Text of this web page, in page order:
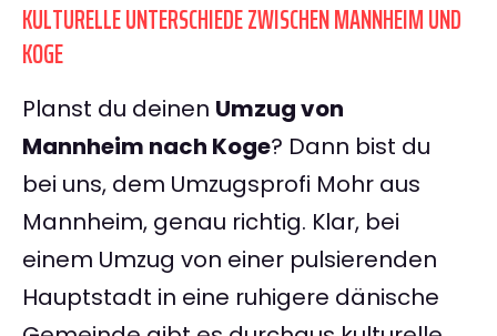
KULTURELLE UNTERSCHIEDE ZWISCHEN MANNHEIM UND
KOGE
Planst du deinen Umzug von
Mannheim nach Koge? Dann bist du
bei uns, dem Umzugsprofi Mohr aus
Mannheim, genau richtig. Klar, bei
einem Umzug von einer pulsierenden
Hauptstadt in eine ruhigere dänische